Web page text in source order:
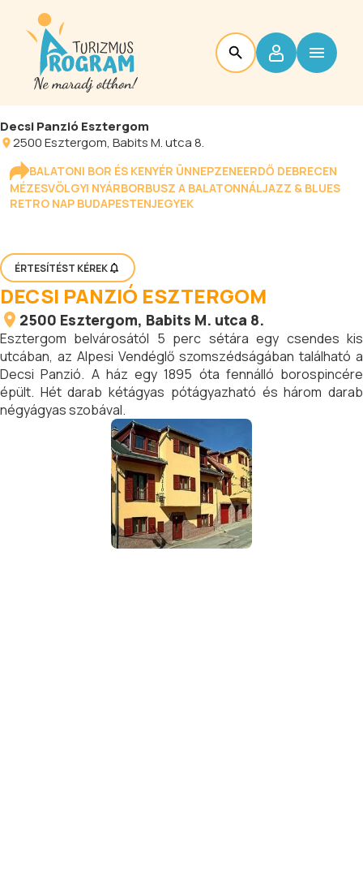
Decsi Panzió Esztergom
2500Esztergom, Babits M. utca 8.
BALATONI BOR ÉS KENYÉR ÜNNEPZENEERDŐ DEBRECEN
MÉZESVÖLGYI NYÁRBORBUSZ A BALATONNÁLJAZZ & BLUES
RETRO NAP BUDAPESTENJEGYEK
ÉRTESÍTÉST KÉREK
DECSI PANZIÓ ESZTERGOM
2500 Esztergom, Babits M. utca 8.
Esztergom belvárosától 5 perc sétára egy csendes kis
utcában, az Alpesi Vendéglő szomszédságában található a
Decsi Panzió. A ház egy 1895 óta fennálló borospincére
épült. Hét darab kétágyas pótágyazható és három darab
négyágyas szobával.